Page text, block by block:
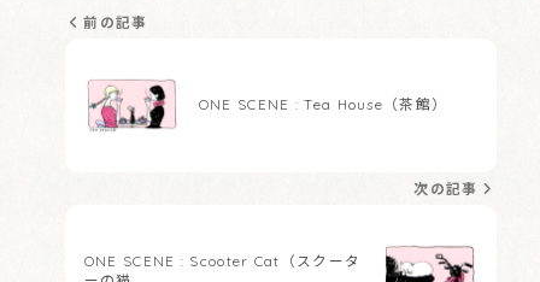
前の記事
ONE SCENE : Tea House（茶館）
次の記事
ONE SCENE : Scooter Cat（スクータ